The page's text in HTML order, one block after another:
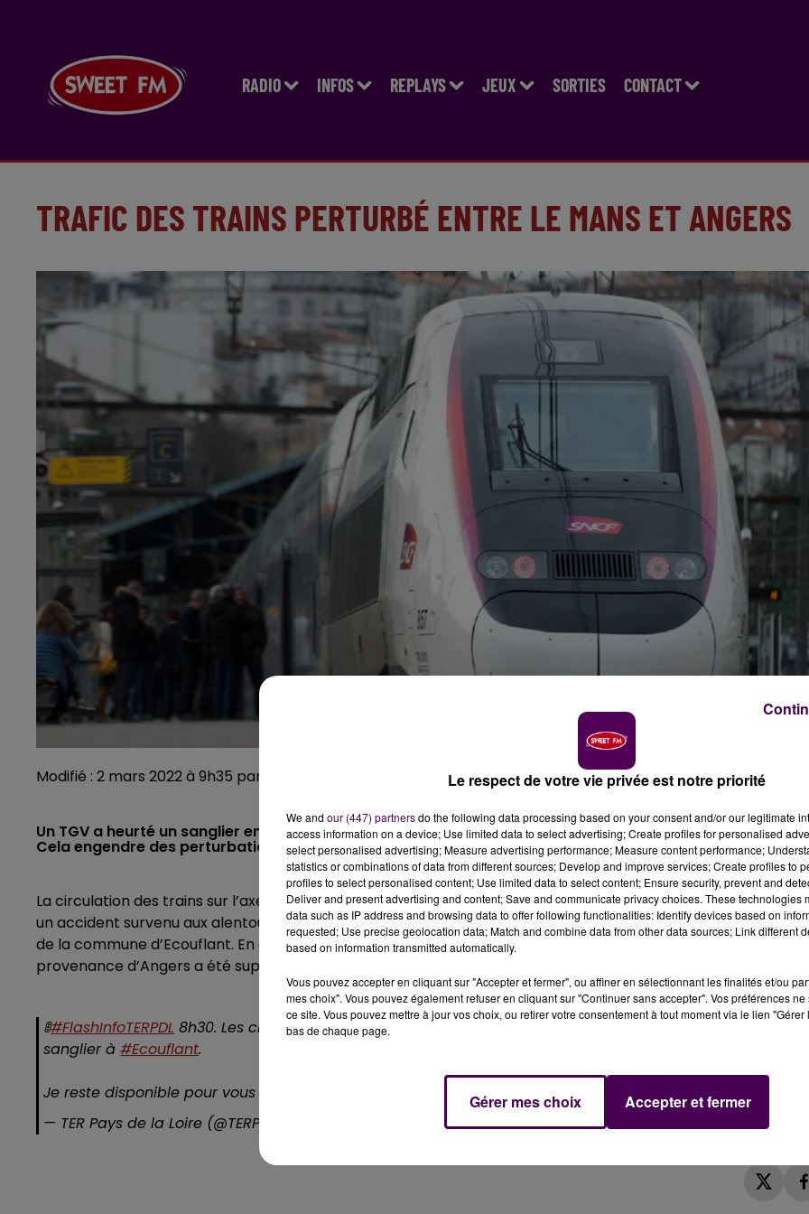
RADIO INFOS REPLAYS JEUX SORTIES CONTACT
TRAFIC DES TRAINS PERTURBÉ ENTRE LE MANS ET ANGERS
Modifié : 2 mars 2022 à 9h35 par Clément Rohée / Crédit photo : Alstom
Un TGV a heurté un sanglier entre la capitale de la Sarthe et celle du Maine-et-Loire ce mercredi 2 mars.
Cela engendre des perturbations.
La circulation des trains sur l’axe Le Mans – Angers – Nantes est perturbée ce mercredi 2 mars. Cela fait
un accident survenu aux alentours de 8 heures. Un TGV a heurté un sanglier dans le Maine-et-Loire, à hauteur
de la commune d’Ecouflant. En conséquence, plusieurs trains ont eu du retard et au moins un TER en
provenance d’Angers a été supprimé.
🚦#FlashInfoTERPDL 8h30. Les circulations sont perturbées entre #Angers
sanglier à #Ecouflant.
Je reste disponible pour vous aiguiller dans vos déplacements. 📲
pic.twitter.com/celqxjZZLg
— TER Pays de la Loire (@TERPays2LaLoire)
March 2, 2022
Le respect de votre vie privée est notre priorité
We and our (447) partnersdo the following data processing based on your consent and/or our legitimate
access information on a device; Use limited data to select advertising; Create profiles for personalised
select personalised advertising; Measure advertising performance; Measure content performance;
statistics or combinations of data from different sources; Develop and improve services; Create profiles to
profiles to select personalised content; Use limited data to select content; Ensure security, prevent and
Deliver and present advertising and content; Save and communicate privacy choices. These technologies
data such as IP address and browsing data to offer following functionalities: Identify devices based on
requested; Use precise geolocation data; Match and combine data from other data sources; Link different
based on information transmitted automatically.
Vous pouvez accepter en cliquant sur "Accepter et fermer", ou affiner en sélectionnant les finalités et/ou
mes choix". Vous pouvez également refuser en cliquant sur "Continuer sans accepter". Vos préférences
ce site. Vous pouvez mettre à jour vos choix, ou retirer votre consentement à tout moment via le lien
bas de chaque page.
Gérer mes choix Accepter et fermer